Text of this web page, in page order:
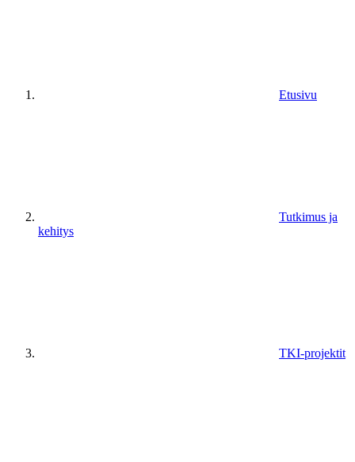
Etusivu
Tutkimus ja
kehitys
TKI-projektit